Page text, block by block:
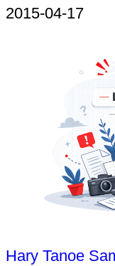
2015-04-17
Hary Tanoe